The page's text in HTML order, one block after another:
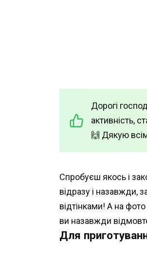
Дорогі
активність,
🙌 Дякую
Спробуєш якось і
відразу і назавжди,
відтінками! А на
ви назавжди
Для